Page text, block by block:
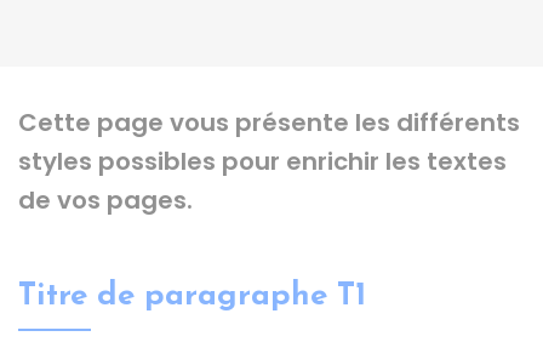
Cette page vous présente les différents
styles possibles pour enrichir les textes
de vos pages.
Titre de paragraphe T1